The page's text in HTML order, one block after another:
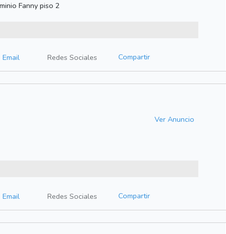
Fanny piso 2
Email Redes Sociales Compartir
Ver Anuncio
Email Redes Sociales Compartir